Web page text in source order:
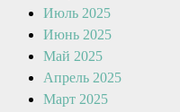
Июль 2025
Июнь 2025
Май 2025
Апрель 2025
Март 2025